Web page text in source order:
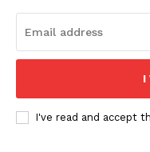
I
I've read and accept